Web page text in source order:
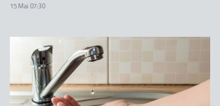
15 Mai 07:30